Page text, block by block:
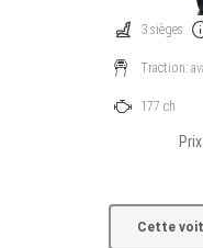
3 sièges
Traction:
177 ch
Cette